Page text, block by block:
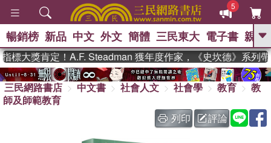
5
GO
熱搜： 東野圭吾 、 高希均教授回憶錄
、 The Odyssey 、 父親節 、 如果歷
獎 臺灣漫遊錄 、 方念華 、 台灣的李
、 數學女孩：黎曼猜想 、
暢銷榜 新品 中文 外文 簡體 三民東大 電子書 親子
大獎肯定！A.F. Steadman 獲年度作家，《史坎德》系列帶
三民網路書店 中文書 社會人文 社會學 教育
教
師及師範教育
列印
評論